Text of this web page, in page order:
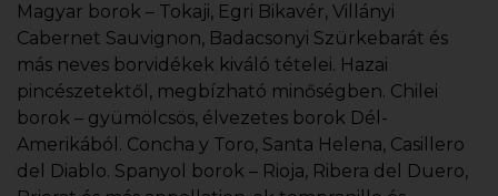
Magyar borok – Tokaji, Egri Bikavér, Villányi
Cabernet Sauvignon, Badacsonyi Szürkebarát és
más neves borvidékek kiváló tételei. Hazai
pincészetektől, megbízható minőségben. Chilei
borok – gyümölcsös, élvezetes borok Dél-
Amerikából. Concha y Toro, Santa Helena, Casillero
del Diablo. Spanyol borok – Rioja, Ribera del Duero,